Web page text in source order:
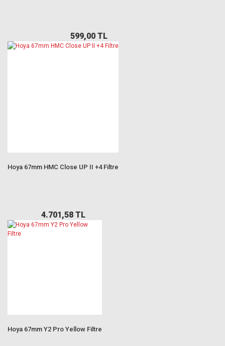
599,00 TL
Hoya 67mm HMC Close UP II +4 Filtre
4.701,58 TL
Hoya 67mm Y2 Pro Yellow Filtre